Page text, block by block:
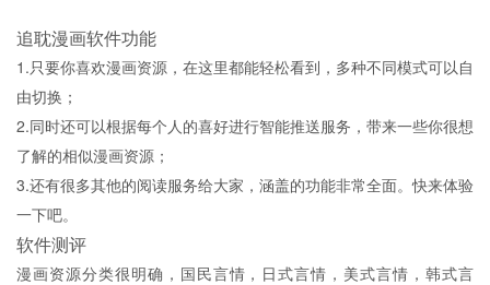
追耽漫画软件功能
1.只要你喜欢漫画资源，在这里都能轻松看到，多种不同模式可以自
由切换；
2.同时还可以根据每个人的喜好进行智能推送服务，带来一些你很想
了解的相似漫画资源；
3.还有很多其他的阅读服务给大家，涵盖的功能非常全面。快来体验
一下吧。
软件测评
漫画资源分类很明确，国民言情，日式言情，美式言情，韩式言